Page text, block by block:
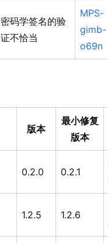
密码学签名的验
证不恰当
MPS-
gimb-
o69n
版本
最小修复
版本
0.2.0 0.2.1
1.2.5 1.2.6